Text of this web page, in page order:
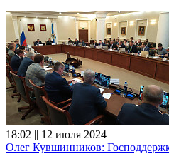
18:02 || 12 июля 2024
Олег Кувшинников: